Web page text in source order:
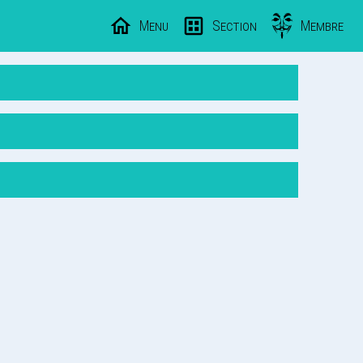
Menu Section Membre